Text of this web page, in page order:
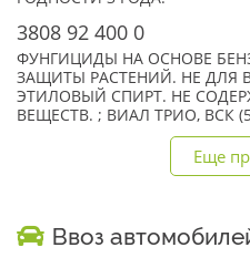
3808 92 400 0
ФУНГИЦИДЫ НА ОСНОВЕ
ЗАЩИТЫ РАСТЕНИЙ. НЕ ДЛЯ
ЭТИЛОВЫЙ СПИРТ. НЕ
ВЕЩЕСТВ. ; ВИАЛ ТРИО, ВСК
Еще
Ввоз